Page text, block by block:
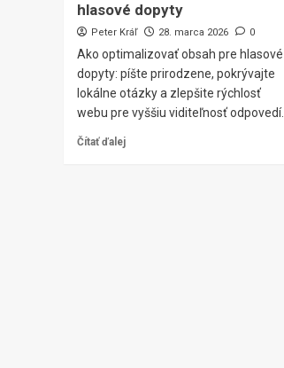
hlasové dopyty
Peter Kráľ 28. marca 2026 0
Ako optimalizovať obsah pre hlasové
dopyty: píšte prirodzene, pokrývajte
lokálne otázky a zlepšite rýchlosť
webu pre vyššiu viditeľnosť odpovedí.
Čítať ďalej